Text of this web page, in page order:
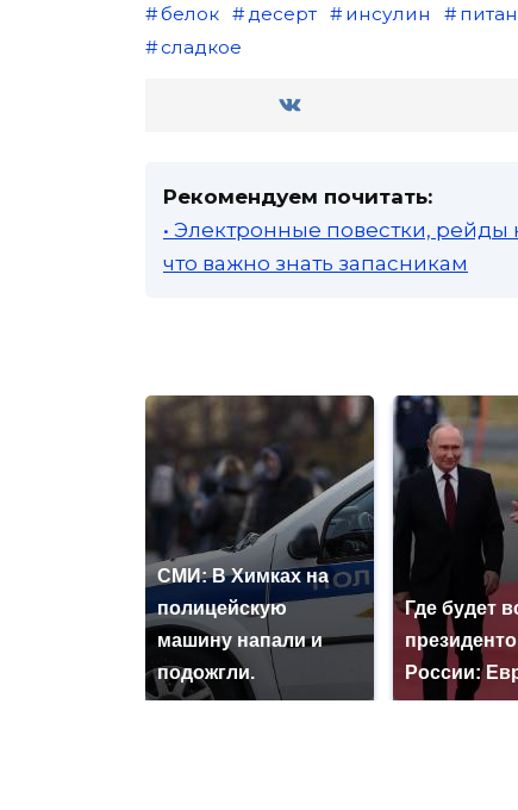
белок десерт инсулин
сладкое
Рекомендуем почитать:
• Электронные повестки,
что важно знать запасникам
СМИ: В Химках на
полицейскую
машину напали и
подожгли.
Где будет
России: